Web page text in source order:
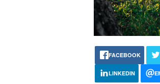
FACEBOOK
LINKEDIN